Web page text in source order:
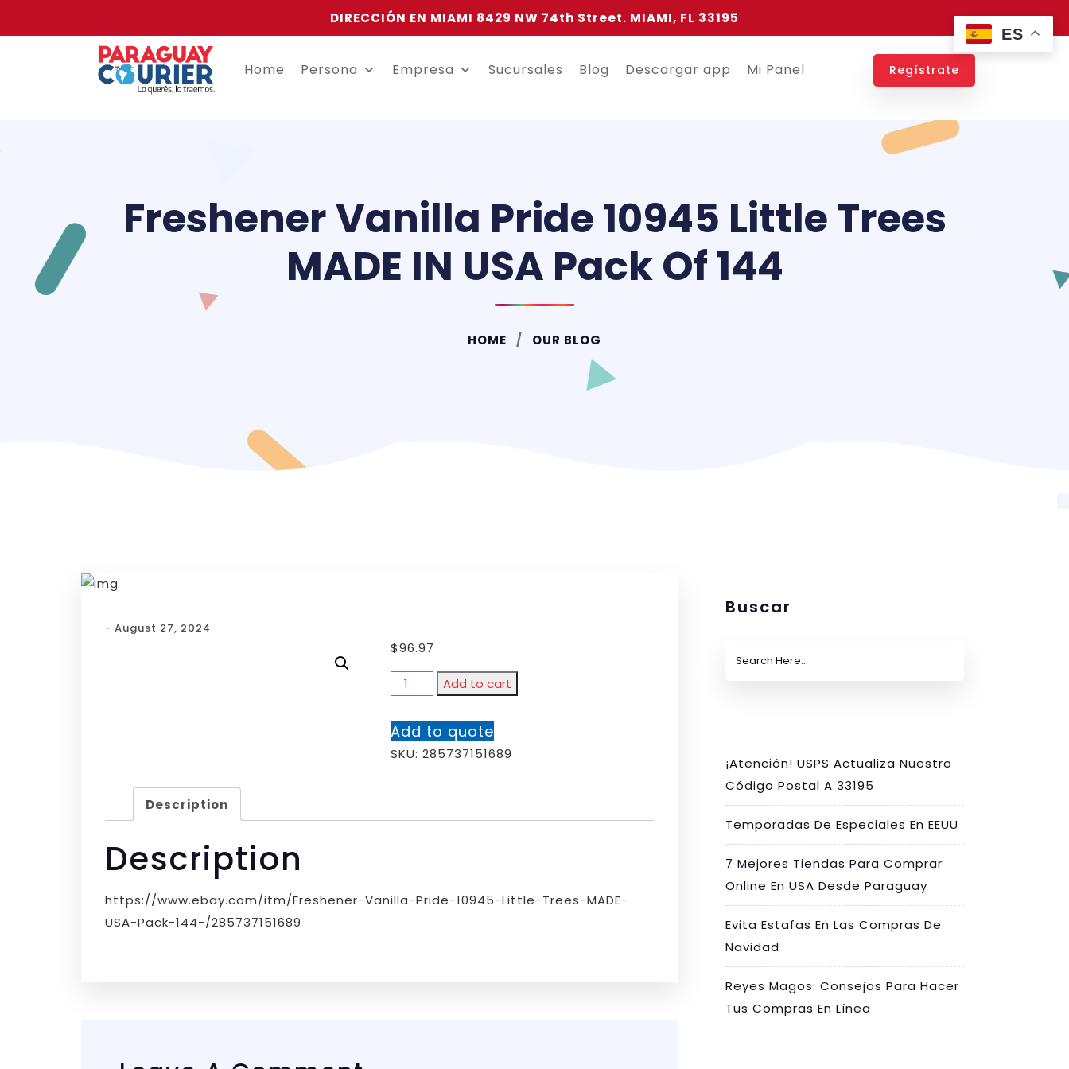
DIRECCIÓN EN MIAMI 8429 NW 74th Street. MIAMI, FL 33195
Home Persona Empresa Sucursales Blog Descargar app Mi Panel Regístrate
Freshener Vanilla Pride 10945 Little Trees
MADE IN USA Pack Of 144
HOME OUR BLOG
- August 27, 2024
$96.97
Add to cart
Add to quote
SKU: 285737151689
Description
Description
https://www.ebay.com/itm/Freshener-Vanilla-Pride-10945-Little-Trees-MADE-
USA-Pack-144-/285737151689
Buscar
¡Atención! USPS Actualiza Nuestro
Código Postal A 33195
Temporadas De Especiales En EEUU
7 Mejores Tiendas Para Comprar
Online En USA Desde Paraguay
Evita Estafas En Las Compras De
Navidad
Reyes Magos: Consejos Para Hacer
Tus Compras En Línea
ES